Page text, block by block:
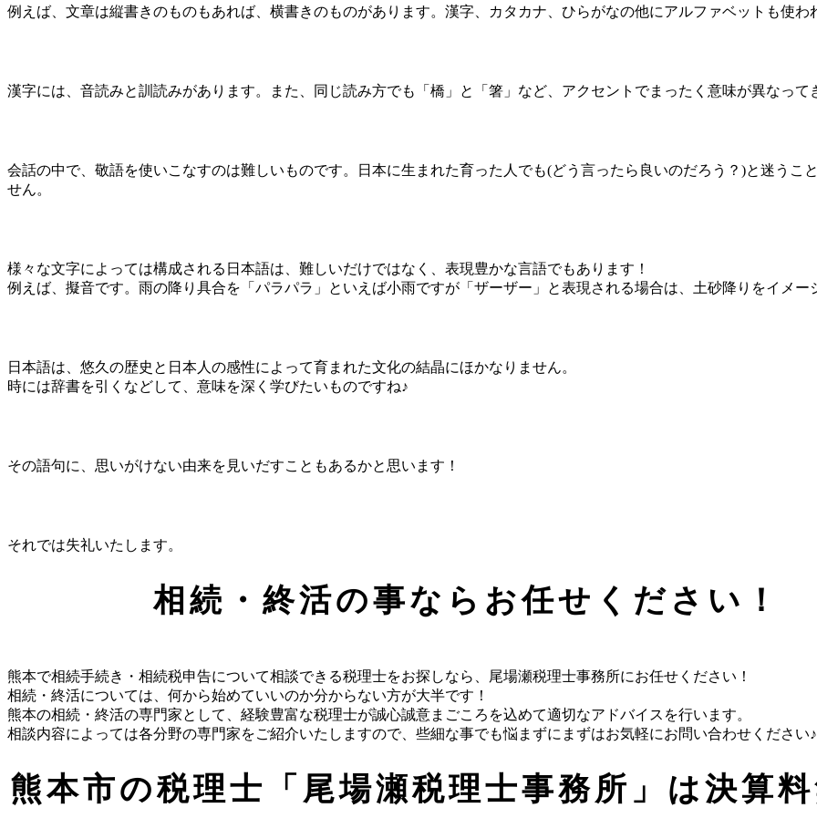
例えば、文章は縦書きのものもあれば、横書きのものがあります。漢字、カタカナ、ひらがなの他にアルファベットも使わ
漢字には、音読みと訓読みがあります。また、同じ読み方でも「橋」と「箸」など、アクセントでまったく意味が異なって
会話の中で、敬語を使いこなすのは難しいものです。日本に生まれた育った人でも(どう言ったら良いのだろう？)と迷うこ
せん。
様々な文字によっては構成される日本語は、難しいだけではなく、表現豊かな言語でもあります！
例えば、擬音です。雨の降り具合を「パラパラ」といえば小雨ですが「ザーザー」と表現される場合は、土砂降りをイメー
日本語は、悠久の歴史と日本人の感性によって育まれた文化の結晶にほかなりません。
時には辞書を引くなどして、意味を深く学びたいものですね♪
その語句に、思いがけない由来を見いだすこともあるかと思います！
それでは失礼いたします。
相続・終活の事ならお任せください！
熊本で相続手続き・相続税申告について相談できる税理士をお探しなら、尾場瀬税理士事務所にお任せください！
相続・終活については、何から始めていいのか分からない方が大半です！
熊本の相続・終活の専門家として、経験豊富な税理士が誠心誠意まごころを込めて適切なアドバイスを行います。
相談内容によっては各分野の専門家をご紹介いたしますので、些細な事でも悩まずにまずはお気軽にお問い合わせください♪
熊本市の税理士「尾場瀬税理士事務所」は決算